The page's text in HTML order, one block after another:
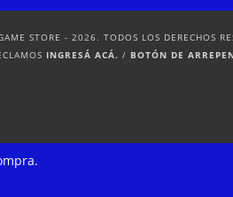
STORE - 2026. TODOS LOS DERECHOS
INGRESÁ ACÁ. / BOTÓN DE